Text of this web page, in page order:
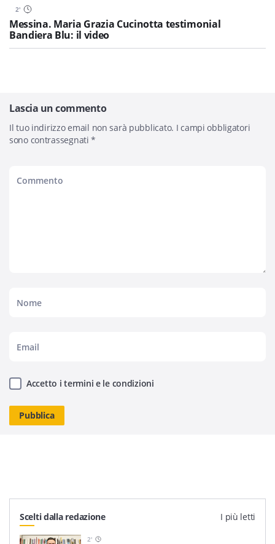
2'
Messina. Maria Grazia Cucinotta testimonial
Bandiera Blu: il video
Lascia un commento
Il tuo indirizzo email non sarà pubblicato. I campi obbligatori
sono contrassegnati*
Accetto i termini e le condizioni
Scelti dalla redazione I più letti
2'